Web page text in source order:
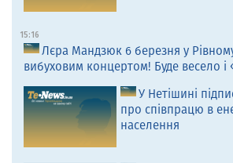
15:16
Лєра Мандзюк 6 березня у
вибуховим концертом! Буде весело і
У Нетішині
про співпрацю в
населення